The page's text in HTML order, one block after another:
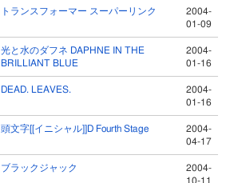
トランスフォーマー スーパーリンク
2004-
01-09
光と水のダフネ DAPHNE IN THE
BRILLIANT BLUE
2004-
01-16
DEAD. LEAVES.
2004-
01-16
頭文字[[イニシャル]]D Fourth Stage
2004-
04-17
ブラックジャック
2004-
10-11